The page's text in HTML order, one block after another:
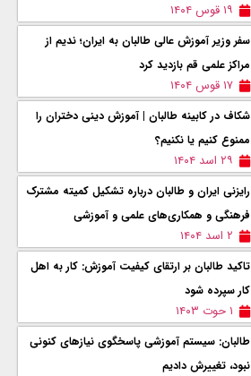
۱۹ قوس ۱۴۰۴
سفر وزیر آموزش عالی طالبان به ایران؛ ندیم از
مراکز علمی قم بازدید کرد
۱۷ قوس ۱۴۰۴
شکاف در کابینه طالبان | آموزش دینی دختران را
ممنوع کنیم یا نکنیم؟
۲۹ اسد ۱۴۰۴
رایزنی ایران و طالبان درباره تشکیل کمیته مشترک
فرهنگی و همکاری‌های علمی و آموزشی
۲ اسد ۱۴۰۴
تاکید طالبان بر ارتقای کیفیت آموزش: کار به اهل
کار سپرده شود
۱ حوت ۱۴۰۳
طالبان: سیستم آموزشی پاسخگوی نیازهای کنونی
نبود، تغییرش دادیم